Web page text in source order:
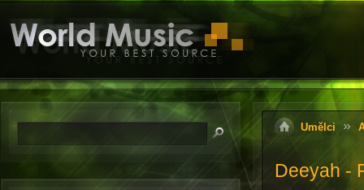
Umělci
Deeyah -